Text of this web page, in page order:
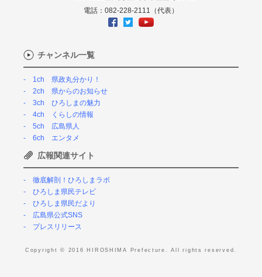
電話：082-228-2111（代表）
チャンネル一覧
1ch 県政丸分かり！
2ch 県からのお知らせ
3ch ひろしまの魅力
4ch くらしの情報
5ch 広島県人
6ch エンタメ
広報関連サイト
徹底解剖！ひろしまラボ
ひろしま県民テレビ
ひろしま県民だより
広島県公式SNS
プレスリリース
Copyright © 2016 HIROSHIMA Prefecture. All rights reserved.